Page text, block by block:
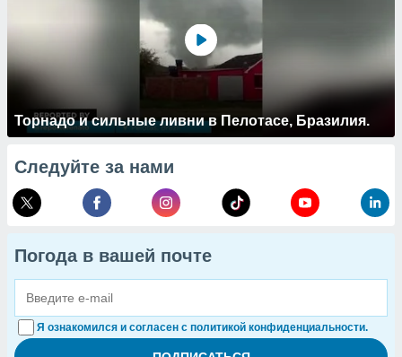
Торнадо и сильные ливни в Пелотасе, Бразилия.
Следуйте за нами
Погода в вашей почте
Я ознакомился и согласен с политикой конфиденциальности.